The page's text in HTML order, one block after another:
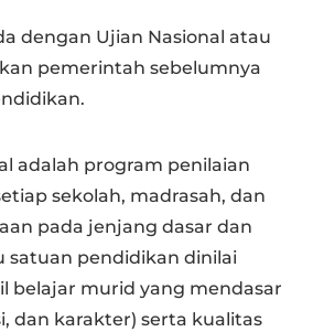
dengan Ujian Nasional atau
pemerintah sebelumnya
adalah program penilaian
sekolah, madrasah, dan
pada jenjang dasar dan
satuan pendidikan dinilai
belajar murid yang mendasar
dan karakter) serta kualitas